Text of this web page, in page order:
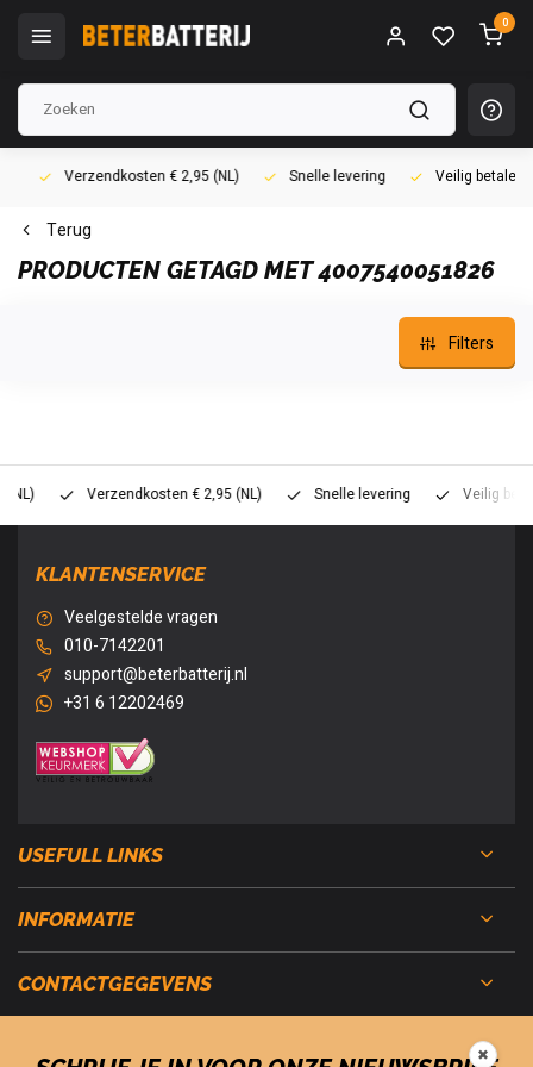
0
Verzendkosten € 2,95 (NL) Snelle levering Veilig betalen
Terug
PRODUCTEN GETAGD MET 4007540051826
Filters
Verzendkosten € 2,95 (NL) Snelle levering Veilig betalen
KLANTENSERVICE
Veelgestelde vragen
010-7142201
support@beterbatterij.nl
+31 6 12202469
USEFULL LINKS
INFORMATIE
CONTACTGEGEVENS
✖